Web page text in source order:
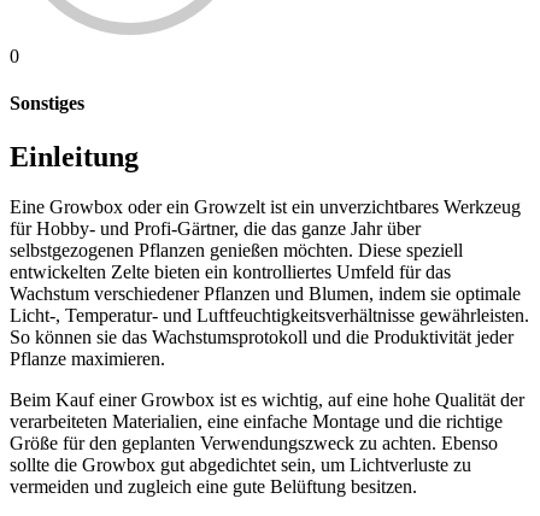
0
Sonstiges
Einleitung
Eine Growbox oder ein Growzelt ist ein unverzichtbares Werkzeug
für Hobby- und Profi-Gärtner, die das ganze Jahr über
selbstgezogenen Pflanzen genießen möchten. Diese speziell
entwickelten Zelte bieten ein kontrolliertes Umfeld für das
Wachstum verschiedener Pflanzen und Blumen, indem sie optimale
Licht-, Temperatur- und Luftfeuchtigkeitsverhältnisse gewährleisten.
So können sie das Wachstumsprotokoll und die Produktivität jeder
Pflanze maximieren.
Beim Kauf einer Growbox ist es wichtig, auf eine hohe Qualität der
verarbeiteten Materialien, eine einfache Montage und die richtige
Größe für den geplanten Verwendungszweck zu achten. Ebenso
sollte die Growbox gut abgedichtet sein, um Lichtverluste zu
vermeiden und zugleich eine gute Belüftung besitzen.